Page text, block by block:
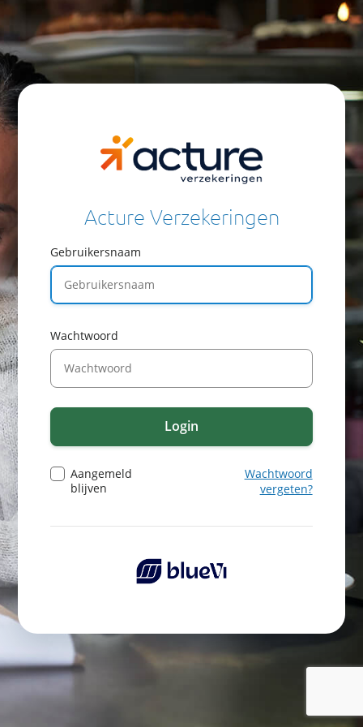
Acture Verzekeringen
Gebruikersnaam
Wachtwoord
Login
Aangemeld
blijven
Wachtwoord
vergeten?